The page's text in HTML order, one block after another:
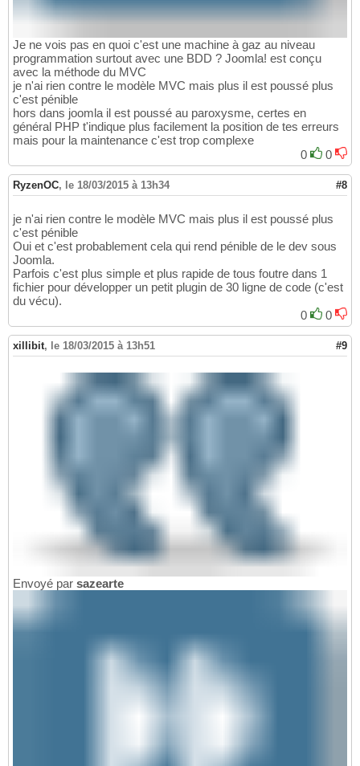
Je ne vois pas en quoi c'est une machine à gaz au niveau
programmation surtout avec une BDD ? Joomla! est conçu
avec la méthode du MVC
je n'ai rien contre le modèle MVC mais plus il est poussé plus
c'est pénible
hors dans joomla il est poussé au paroxysme, certes en
général PHP t'indique plus facilement la position de tes erreurs
mais pour la maintenance c'est trop complexe
0
0
RyzenOC, le 18/03/2015 à 13h34 #8
je n'ai rien contre le modèle MVC mais plus il est poussé plus
c'est pénible
Oui et c'est probablement cela qui rend pénible de le dev sous
Joomla.
Parfois c'est plus simple et plus rapide de tous foutre dans 1
fichier pour développer un petit plugin de 30 ligne de code (c'est
du vécu).
0
0
xillibit, le 18/03/2015 à 13h51 #9
Envoyé par sazearte